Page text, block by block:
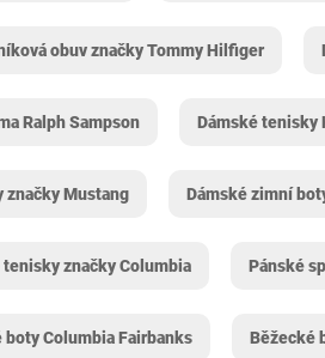
obuv značky Tommy Hilfiger
Ralph Sampson Dámské tenisky
značky Mustang Dámské zimní
tenisky značky Columbia Pánské
boty Columbia Fairbanks Běžecké